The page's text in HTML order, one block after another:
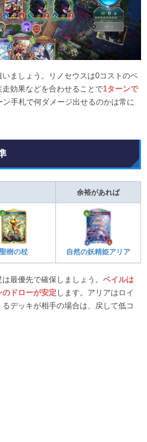
ましょう。リノセウスは0コストのベ
効果などを合わせることで1ターンで
ン手札で何ダメージ出せるのかは常に
余裕があれば
聖樹の杖 自然の妖精姫アリア
最優先で確保しましょう。 ベイルは
ドローが安定 します。アリアはロイ
デッキが相手の場合は、戻して低コ